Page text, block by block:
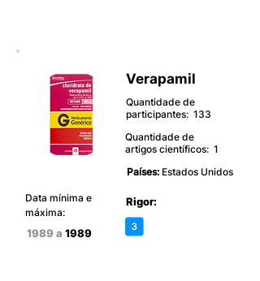
Verapamil
Quantidade de
participantes: 133
Quantidade de
artigos científicos: 1
Países: Estados Unidos
Data mínima e
máxima:
1989 a 1989
Rigor: